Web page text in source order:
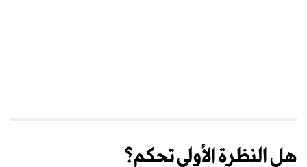
هل النظرة الأولى تحكم؟